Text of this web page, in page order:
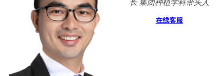
长 集团种植学科带头人
在线客服